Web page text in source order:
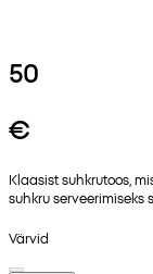
50
€
Klaasist suhkrutoos,
suhkru serveerimiseks
Värvid